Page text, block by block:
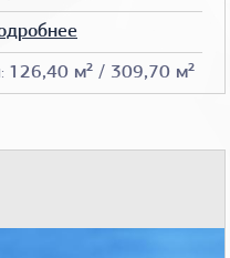
126,40 м² / 309,70 м²
Чертежи домов
План дома
Фото проектов домов